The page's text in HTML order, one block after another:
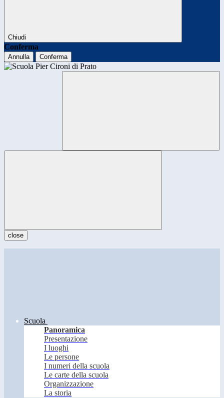
Chiudi
Conferma
Annulla Conferma
close
Scuola
Panoramica
Presentazione
I luoghi
Le persone
I numeri della scuola
Le carte della scuola
Organizzazione
La storia